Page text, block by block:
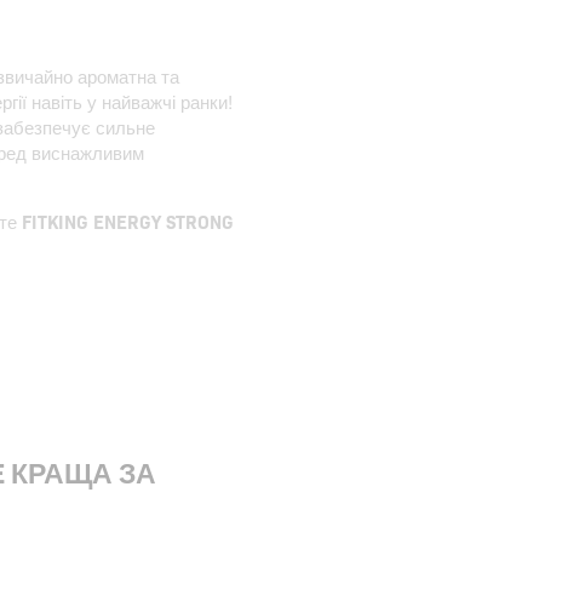
ароматна та
навіть у найважчі ранки!
сильне
виснажливим
FITKING ENERGY STRONG
КРАЩА ЗА